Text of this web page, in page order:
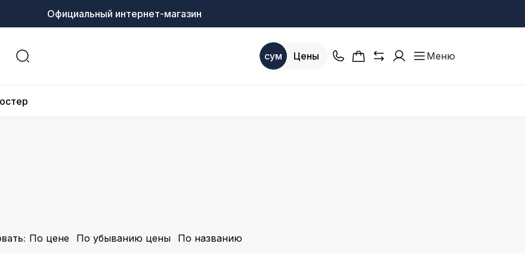
Официальный интернет-магазин
сум Цены Меню
По цене По убыванию цены По названию